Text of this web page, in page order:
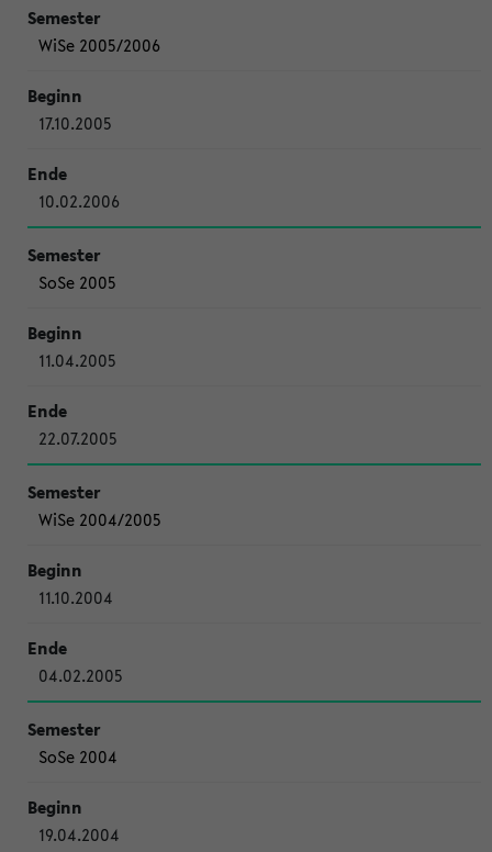
WiSe 2005/2006
17.10.2005
10.02.2006
SoSe 2005
11.04.2005
22.07.2005
WiSe 2004/2005
11.10.2004
04.02.2005
SoSe 2004
19.04.2004